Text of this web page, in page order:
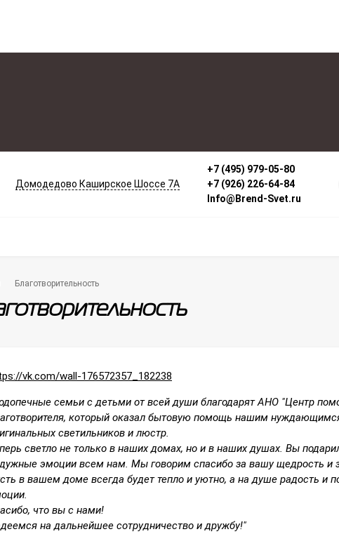
Домодедово Каширское Шоссе 7А
+7 (495) 979-05-80
+7 (926) 226-64-84
Info@Brend-Svet.ru
Благотворительность
vk.com/wall-176572357_182238
семьи с детьми от всей души благодарят АНО "Центр
который оказал бытовую помощь нашим
светильников и люстр.
светло не только в наших домах, но и в наших душах. Вы
эмоции всем нам. Мы говорим спасибо за вашу щедрость и
в вашем доме всегда будет тепло и уютно, а на душе радость
что вы с нами!
на дальнейшее сотрудничество и дружбу!"